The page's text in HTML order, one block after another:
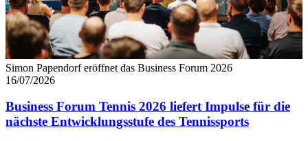
Simon Papendorf eröffnet das Business Forum 2026
16/07/2026
Business Forum Tennis 2026 liefert Impulse für die
nächste Entwicklungsstufe des Tennissports